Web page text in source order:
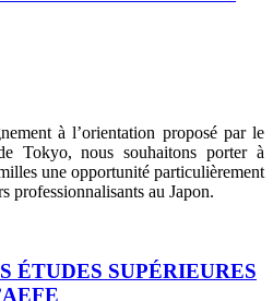
à l’orientation proposé par le
Tokyo, nous souhaitons porter à
une opportunité particulièrement
professionnalisants au Japon.
ÉTUDES SUPÉRIEURES